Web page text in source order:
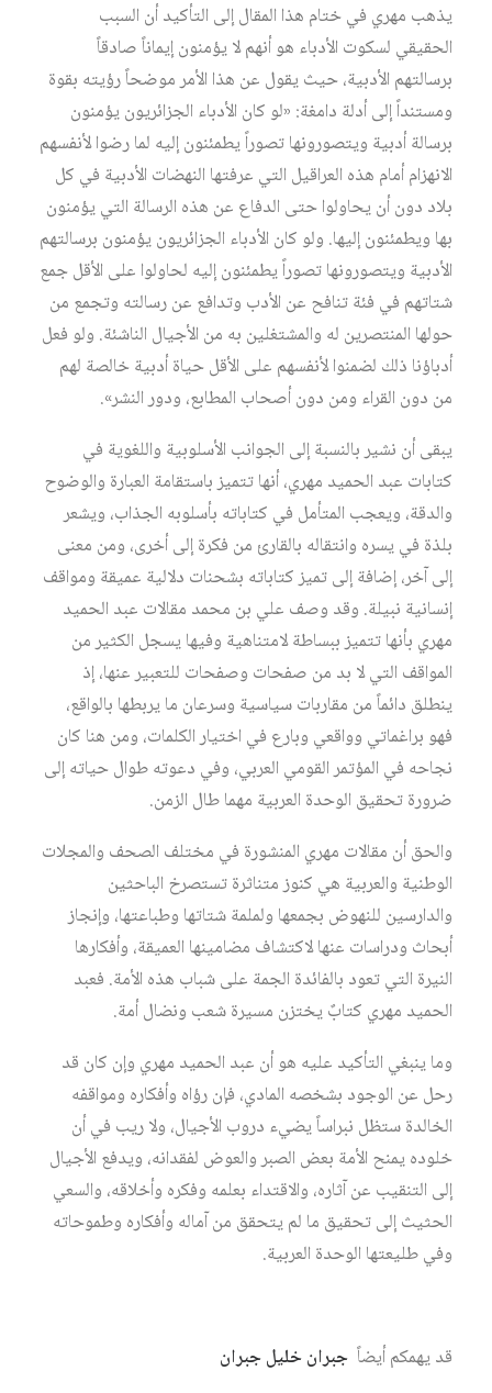
يذهب مهري في ختام هذا المقال إلى التأكيد أن السبب
الحقيقي لسكوت الأدباء هو أنهم لا يؤمنون إيماناً صادقاً
برسالتهم الأدبية، حيث يقول عن هذا الأمر موضحاً رؤيته بقوة
ومستنداً إلى أدلة دامغة: «لو كان الأدباء الجزائريون يؤمنون
برسالة أدبية ويتصورونها تصوراً يطمئنون إليه لما رضوا لأنفسهم
الانهزام أمام هذه العراقيل التي عرفتها النهضات الأدبية في كل
بلاد دون أن يحاولوا حتى الدفاع عن هذه الرسالة التي يؤمنون
بها ويطمئنون إليها. ولو كان الأدباء الجزائريون يؤمنون برسالتهم
الأدبية ويتصورونها تصوراً يطمئنون إليه لحاولوا على الأقل جمع
شتاتهم في فئة تنافح عن الأدب وتدافع عن رسالته وتجمع من
حولها المنتصرين له والمشتغلين به من الأجيال الناشئة. ولو فعل
أدباؤنا ذلك لضمنوا لأنفسهم على الأقل حياة أدبية خالصة لهم
من دون القراء ومن دون أصحاب المطابع، ودور النشر».
يبقى أن نشير بالنسبة إلى الجوانب الأسلوبية واللغوية في
كتابات عبد الحميد مهري، أنها تتميز باستقامة العبارة والوضوح
والدقة، ويعجب المتأمل في كتاباته بأسلوبه الجذاب، ويشعر
بلذة في يسره وانتقاله بالقارئ من فكرة إلى أخرى، ومن معنى
إلى آخر، إضافة إلى تميز كتاباته بشحنات دلالية عميقة ومواقف
إنسانية نبيلة. وقد وصف علي بن محمد مقالات عبد الحميد
مهري بأنها تتميز ببساطة لامتناهية وفيها يسجل الكثير من
المواقف التي لا بد من صفحات وصفحات للتعبير عنها، إذ
ينطلق دائماً من مقاربات سياسية وسرعان ما يربطها بالواقع،
فهو براغماتي وواقعي وبارع في اختيار الكلمات، ومن هنا كان
نجاحه في المؤتمر القومي العربي، وفي دعوته طوال حياته إلى
ضرورة تحقيق الوحدة العربية مهما طال الزمن.
والحق أن مقالات مهري المنشورة في مختلف الصحف والمجلات
الوطنية والعربية هي كنوز متناثرة تستصرخ الباحثين
والدارسين للنهوض بجمعها ولملمة شتاتها وطباعتها، وإنجاز
أبحاث ودراسات عنها لاكتشاف مضامينها العميقة، وأفكارها
النيرة التي تعود بالفائدة الجمة على شباب هذه الأمة. فعبد
الحميد مهري كتابٌ يختزن مسيرة شعب ونضال أمة.
وما ينبغي التأكيد عليه هو أن عبد الحميد مهري وإن كان قد
رحل عن الوجود بشخصه المادي، فإن رؤاه وأفكاره ومواقفه
الخالدة ستظل نبراساً يضيء دروب الأجيال، ولا ريب في أن
خلوده يمنح الأمة بعض الصبر والعوض لفقدانه، ويدفع الأجيال
إلى التنقيب عن آثاره، والاقتداء بعلمه وفكره وأخلاقه، والسعي
الحثيث إلى تحقيق ما لم يتحقق من آماله وأفكاره وطموحاته
وفي طليعتها الوحدة العربية.
قد يهمكم أيضاً جبران خليل جبران